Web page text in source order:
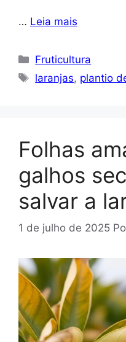
… Leia mais
Categorias
Fruticultura
Tags
laranjas, plantio
Folhas
galhos
salvar a
1 de julho de 2025